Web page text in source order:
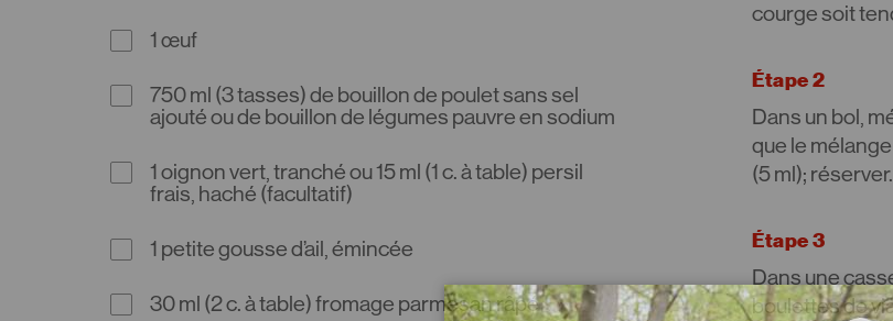
1 œuf
750 ml (3 tasses) de bouillon de poulet sans sel
ajouté ou de bouillon de légumes pauvre en sodium
1 oignon vert, tranché ou 15 ml (1 c. à table) persil
frais, haché (facultatif)
1 petite gousse d’ail, émincée
30 ml (2 c. à table) fromage parmesan râpé
courge soit
Étape 2
Dans un bol,
que le
(5 ml); réserver.
Étape 3
Dans une
boulettes de